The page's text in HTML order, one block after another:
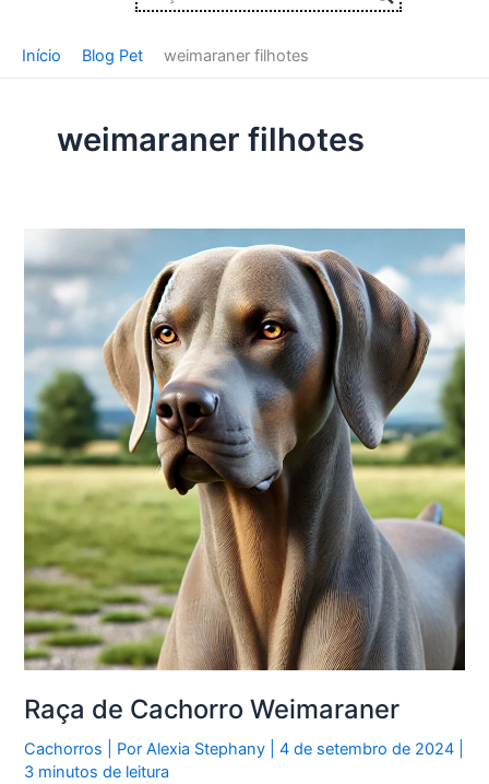
Início Blog Pet weimaraner filhotes
weimaraner filhotes
Raça de Cachorro Weimaraner
Cachorros | PorAlexia Stephany |4 de setembro de 2024
3 minutos de leitura